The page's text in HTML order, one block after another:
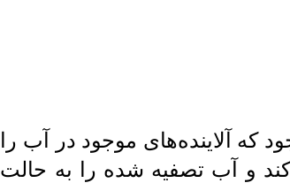
که آلاینده‌های موجود در آب را
و آب تصفیه شده را به حالت